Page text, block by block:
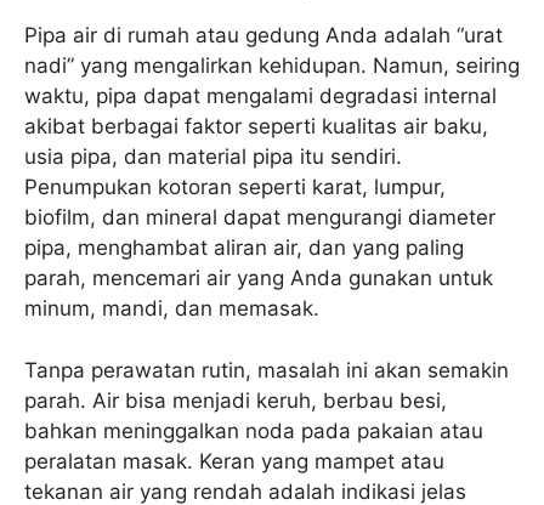
Pipa air di rumah atau gedung Anda adalah “urat
nadi” yang mengalirkan kehidupan. Namun, seiring
waktu, pipa dapat mengalami degradasi internal
akibat berbagai faktor seperti kualitas air baku,
usia pipa, dan material pipa itu sendiri.
Penumpukan kotoran seperti karat, lumpur,
biofilm, dan mineral dapat mengurangi diameter
pipa, menghambat aliran air, dan yang paling
parah, mencemari air yang Anda gunakan untuk
minum, mandi, dan memasak.
Tanpa perawatan rutin, masalah ini akan semakin
parah. Air bisa menjadi keruh, berbau besi,
bahkan meninggalkan noda pada pakaian atau
peralatan masak. Keran yang mampet atau
tekanan air yang rendah adalah indikasi jelas